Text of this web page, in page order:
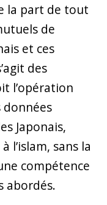
la part de tout
de
et ces
des
l’opération
données
Japonais,
l’islam, sans la
compétence
abordés.